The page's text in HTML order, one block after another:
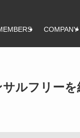
COMPANY
ルフリーを